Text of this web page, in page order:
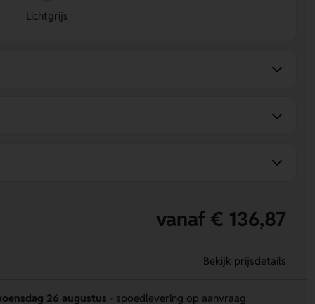
Lichtgrijs
vanaf € 136,87
Bekijk prijsdetails
26 augustus spoedlevering op aanvraag